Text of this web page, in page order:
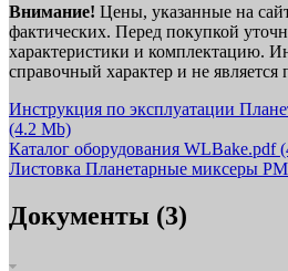
Внимание! Цены, указанные на
фактических. Перед покупкой
характеристики и комплектацию.
справочный характер и не
Инструкция по эксплуатации
(4.2 Mb)
Каталог оборудования WLBake.pdf
Листовка Планетарные миксеры
Документы (3)